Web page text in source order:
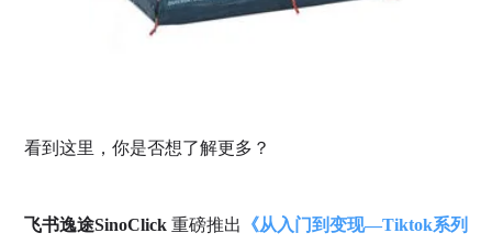
看到这里，你是否想了解更多？
飞书逸途SinoClick重磅推出 《从入门到变现—Tiktok系列